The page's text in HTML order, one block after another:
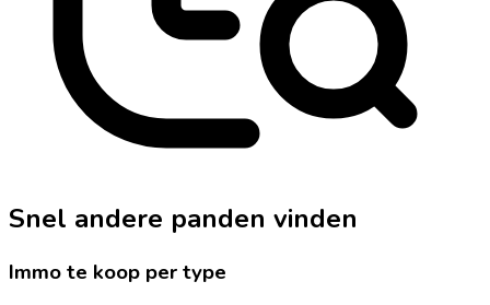
Snel andere panden vinden
Immo te koop per type